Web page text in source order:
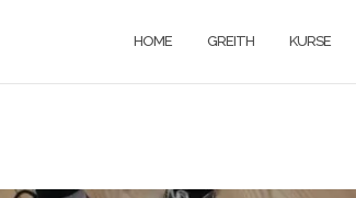
HOME GREITH KURSE